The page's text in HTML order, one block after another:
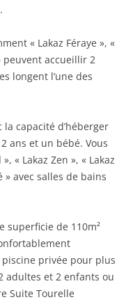
« Lakaz Féraye », «
peuvent accueillir 2
longent l’une des
la capacité d’héberger
ans et un bébé. Vous
« Lakaz Zen », « Lakaz
» avec salles de bains
superficie de 110m²
privée pour plus
adultes et 2 enfants ou
Suite Tourelle